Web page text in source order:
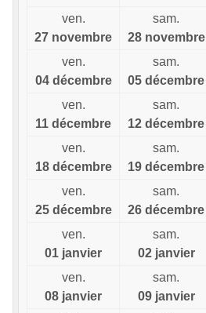
ven.
27 novembre
sam.
28 novembre
ven.
04 décembre
sam.
05 décembre
ven.
11 décembre
sam.
12 décembre
ven.
18 décembre
sam.
19 décembre
ven.
25 décembre
sam.
26 décembre
ven.
01 janvier
sam.
02 janvier
ven.
08 janvier
sam.
09 janvier